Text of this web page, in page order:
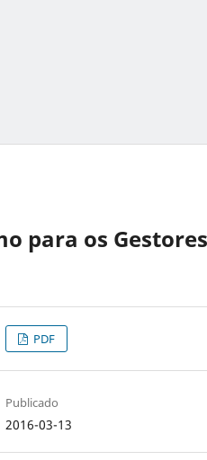
para os Gestores
PDF
Publicado
2016-03-13